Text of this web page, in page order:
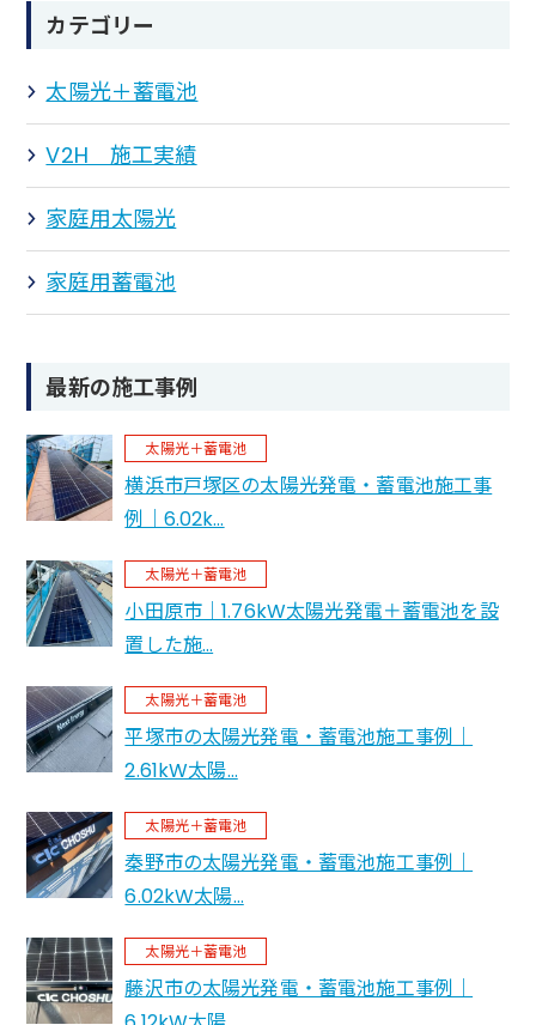
カテゴリー
太陽光＋蓄電池
V2H 施工実績
家庭用太陽光
家庭用蓄電池
最新の施工事例
太陽光＋蓄電池
横浜市戸塚区の太陽光発電・蓄電池施工事
例｜6.02k…
太陽光＋蓄電池
小田原市｜1.76kW太陽光発電＋蓄電池を設
置した施…
太陽光＋蓄電池
平塚市の太陽光発電・蓄電池施工事例｜
2.61kW太陽…
太陽光＋蓄電池
秦野市の太陽光発電・蓄電池施工事例｜
6.02kW太陽…
太陽光＋蓄電池
藤沢市の太陽光発電・蓄電池施工事例｜